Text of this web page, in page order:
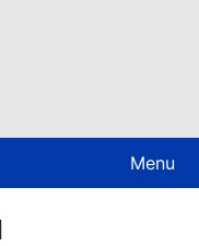
Menu